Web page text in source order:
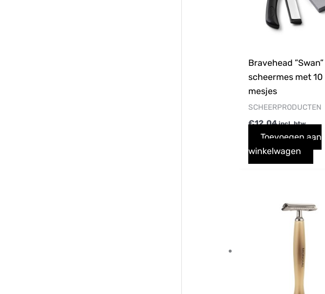
Bravehead ”Swan”
scheermes met 10
mesjes
SCHEERPRODUCTEN
€12,04 incl. btw
Toevoegen aan
winkelwagen